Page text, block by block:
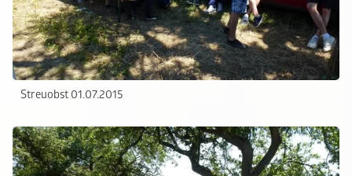
Streuobst 01.07.2015